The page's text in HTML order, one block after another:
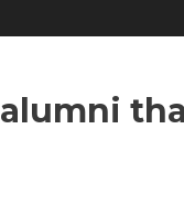
alumni